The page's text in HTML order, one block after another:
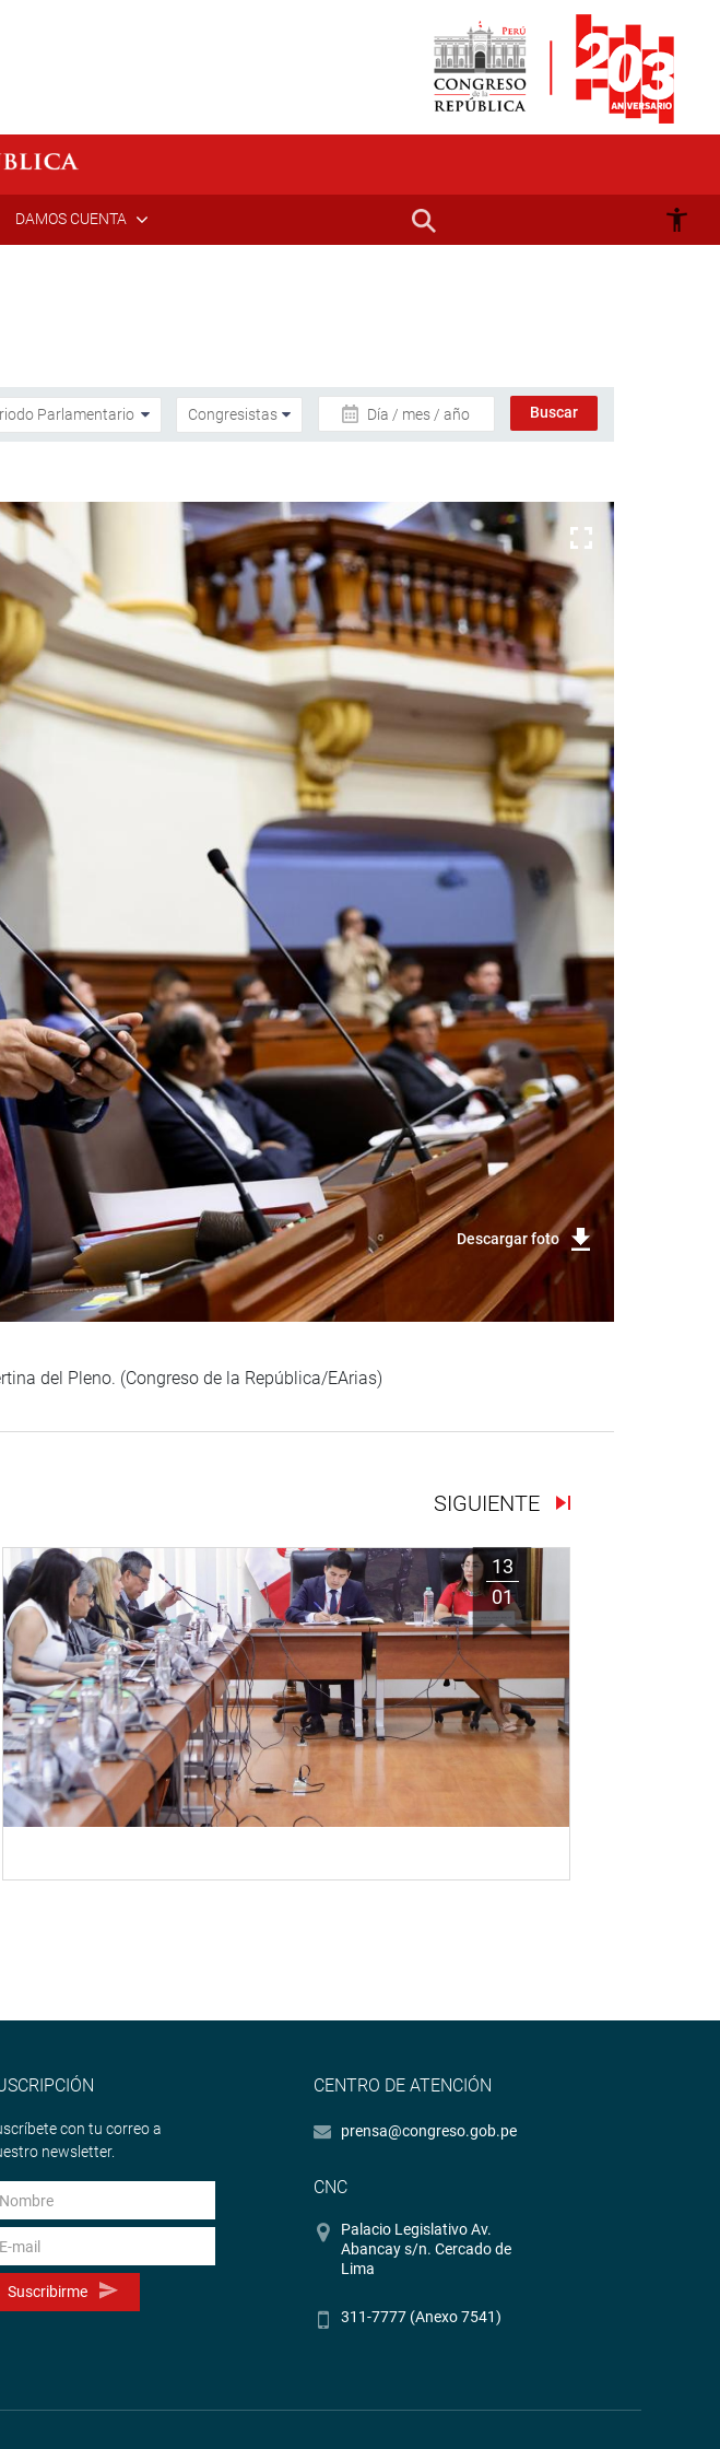
DAMOS CUENTA
Día / mes / año
Descargar foto
del Pleno. (Congreso de la República/EArias)
SIGUIENTE
13
01
con tu correo a
newsletter.
Suscribirme
CENTRO DE ATENCIÓN
prensa@congreso.gob.pe
CNC
Palacio Legislativo Av.
Abancay s/n. Cercado de
Lima
311-7777 (Anexo 7541)